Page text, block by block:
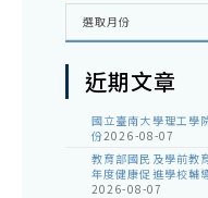
彙
選取月份
近期文章
國立臺南大學理工學
份2026-08-07
教育部國民及學前教
年度健康促進學校輔
2026-08-07